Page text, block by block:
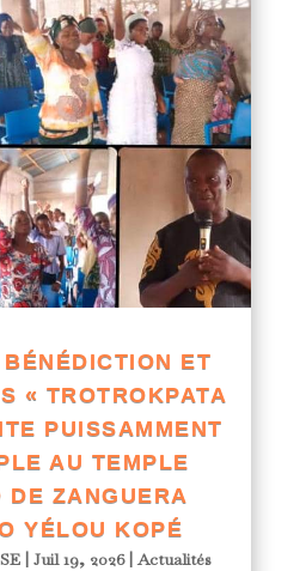
ET
« TROTROKPATA
PUISSAMMENT
AU TEMPLE
DE ZANGUERA
YÉLOU KOPÉ
| Juil 19, 2026| Actualités